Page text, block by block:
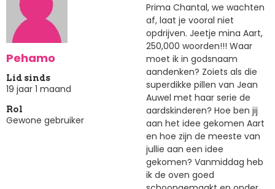
Pehamo
Lid sinds
19 jaar 1 maand
Rol
Gewone gebruiker
Prima Chantal, we wachten
af, laat je vooral niet
opdrijven. Jeetje mina Aart,
250,000 woorden!!! Waar
moet ik in godsnaam
aandenken? Zoiets als die
superdikke pillen van Jean
Auwel met haar serie de
aardskinderen? Hoe ben jij
aan het idee gekomen Aart
en hoe zijn de meeste van
jullie aan een idee
gekomen? Vanmiddag heb
ik de oven goed